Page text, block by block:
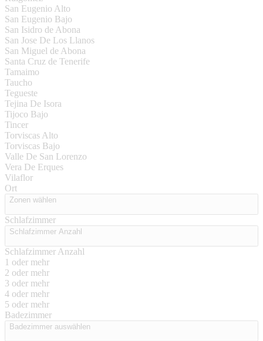
San Eugenio Alto
San Eugenio Bajo
San Isidro de Abona
San Jose De Los Llanos
San Miguel de Abona
Santa Cruz de Tenerife
Tamaimo
Taucho
Tegueste
Tejina De Isora
Tijoco Bajo
Tincer
Torviscas Alto
Torviscas Bajo
Valle De San Lorenzo
Vera De Erques
Vilaflor
Ort
Zonen wählen
Schlafzimmer
Schlafzimmer Anzahl
Schlafzimmer Anzahl
1 oder mehr
2 oder mehr
3 oder mehr
4 oder mehr
5 oder mehr
Badezimmer
Badezimmer auswählen